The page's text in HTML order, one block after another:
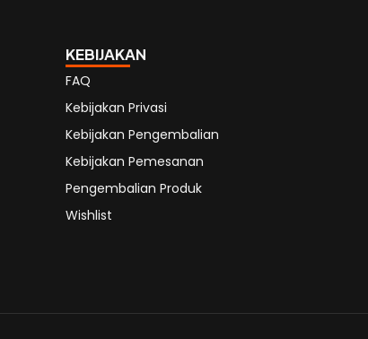
KEBIJAKAN
FAQ
Kebijakan Privasi
Kebijakan Pengembalian
Kebijakan Pemesanan
Pengembalian Produk
Wishlist